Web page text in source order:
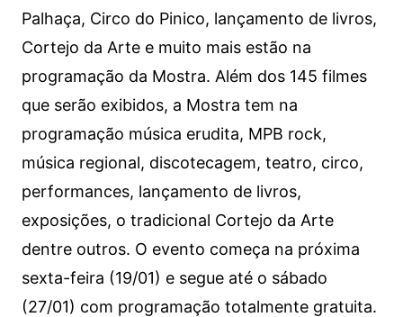
Palhaça, Circo do Pinico, lançamento de livros,
Cortejo da Arte e muito mais estão na
programação da Mostra. Além dos 145 filmes
que serão exibidos, a Mostra tem na
programação música erudita, MPB rock,
música regional, discotecagem, teatro, circo,
performances, lançamento de livros,
exposições, o tradicional Cortejo da Arte
dentre outros. O evento começa na próxima
sexta-feira (19/01) e segue até o sábado
(27/01) com programação totalmente gratuita.